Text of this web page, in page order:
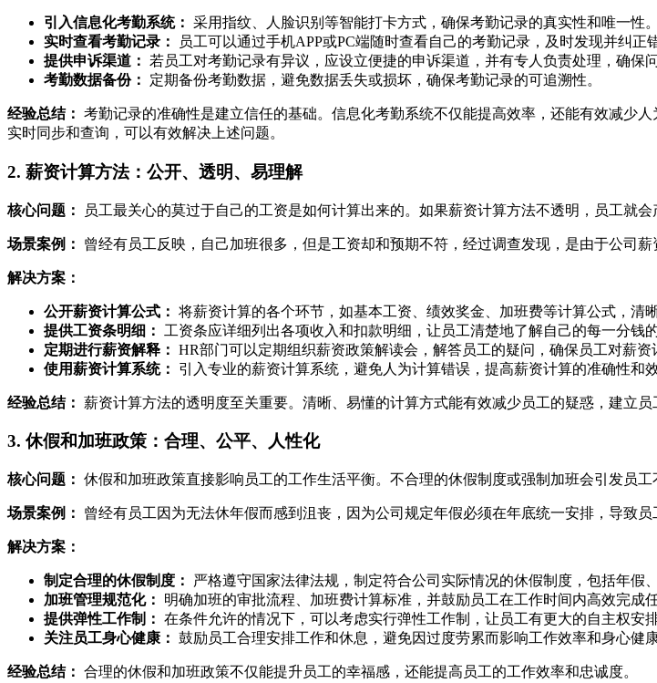
引入信息化考勤系统： 采用指纹、人脸识别等智能打卡方式，确保考勤记录的真实性和唯一性。
实时查看考勤记录：
员工可以通过手机APP或PC端随时查看自己的考勤记录，及时发现并纠正
提供申诉渠道：
若员工对考勤记录有异议，应设立便捷的申诉渠道，并有专人负责处理，确保
考勤数据备份：
定期备份考勤数据，避免数据丢失或损坏，确保考勤记录的可追溯性。
经验总结： 考勤记录的准确性是建立信任的基础。信息化考勤系统不仅能提高效率，还能有效减少人
实时同步和查询，可以有效解决上述问题。
2. 薪资计算方法：公开、透明、易理解
核心问题： 员工最关心的莫过于自己的工资是如何计算出来的。如果薪资计算方法不透明，员工就会
场景案例： 曾经有员工反映，自己加班很多，但是工资却和预期不符，经过调查发现，是由于公司薪
解决方案：
公开薪资计算公式： 将薪资计算的各个环节，如基本工资、绩效奖金、加班费等计算公式，清
提供工资条明细：
工资条应详细列出各项收入和扣款明细，让员工清楚地了解自己的每一分钱
定期进行薪资解释： HR部门可以定期组织薪资政策解读会，解答员工的疑问，确保员工对薪资
使用薪资计算系统：
引入专业的薪资计算系统，避免人为计算错误，提高薪资计算的准确性和效
经验总结： 薪资计算方法的透明度至关重要。清晰、易懂的计算方式能有效减少员工的疑惑，建立员
3. 休假和加班政策：合理、公平、人性化
核心问题： 休假和加班政策直接影响员工的工作生活平衡。不合理的休假制度或强制加班会引发员工
场景案例： 曾经有员工因为无法休年假而感到沮丧，因为公司规定年假必须在年底统一安排，导致员
解决方案：
制定合理的休假制度：
严格遵守国家法律法规，制定符合公司实际情况的休假制度，包括年假
加班管理规范化：
明确加班的审批流程、加班费计算标准，并鼓励员工在工作时间内高效完成
提供弹性工作制： 在条件允许的情况下，可以考虑实行弹性工作制，让员工有更大的自主权安排
关注员工身心健康： 鼓励员工合理安排工作和休息，避免因过度劳累而影响工作效率和身心健康
经验总结： 合理的休假和加班政策不仅能提升员工的幸福感，还能提高员工的工作效率和忠诚度。